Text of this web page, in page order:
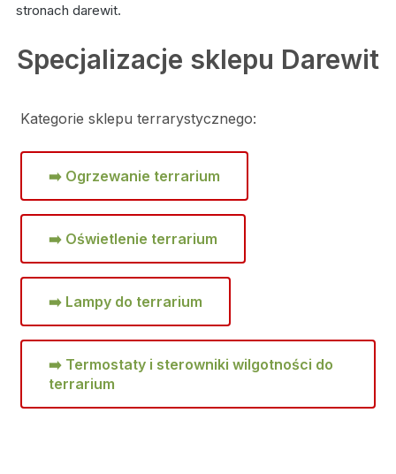
stronach darewit.
Specjalizacje sklepu Darewit
Kategorie sklepu terrarystycznego:
➡️ Ogrzewanie terrarium
➡️ Oświetlenie terrarium
➡️ Lampy do terrarium
➡️ Termostaty i sterowniki wilgotności do
terrarium